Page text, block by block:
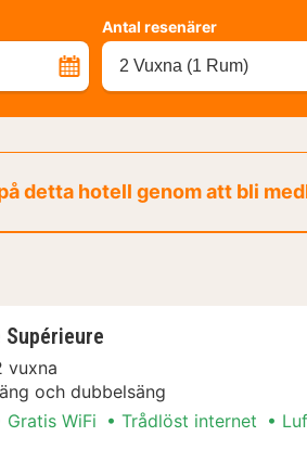
Antal resenärer
2 Vuxna (1 Rum)
detta hotell genom att bli
Supérieure
vuxna
och dubbelsäng
Gratis WiFi Trådlöst internet